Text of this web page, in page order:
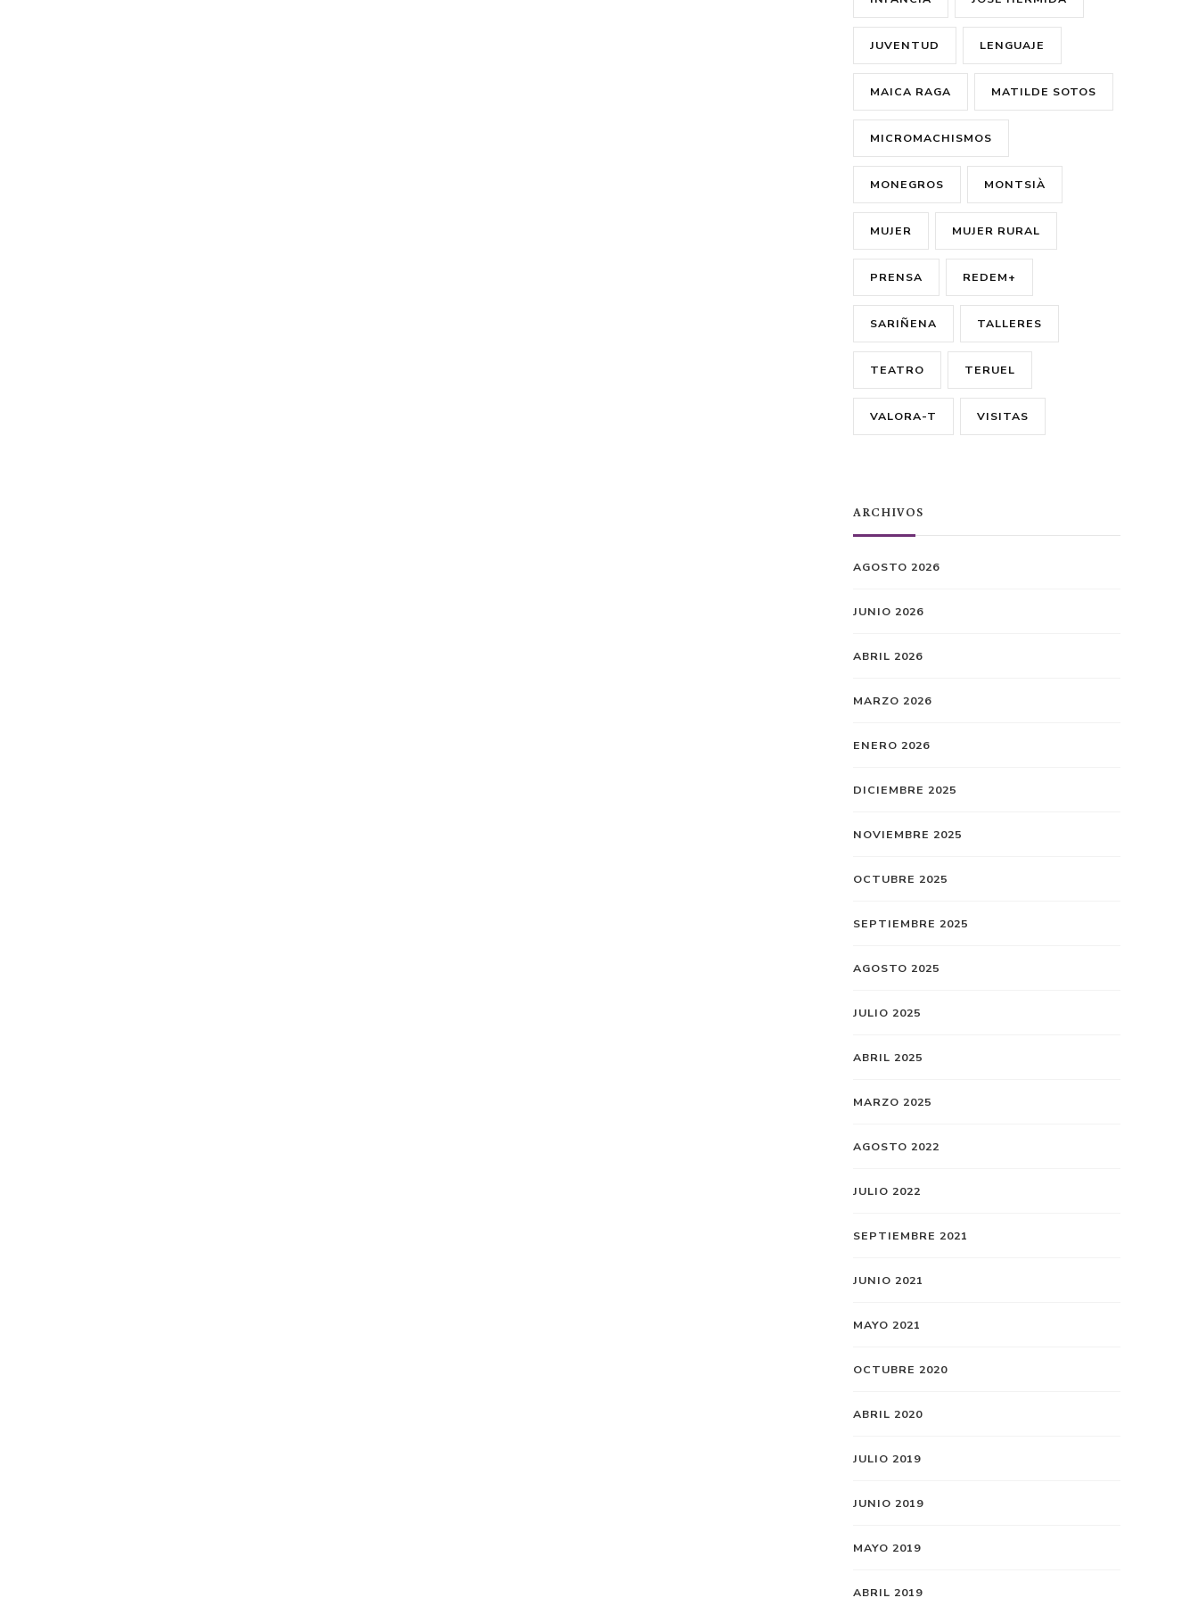
JUVENTUD LENGUAJE
MAICA RAGA MATILDE SOTOS
MICROMACHISMOS
MONEGROS MONTSIÀ
MUJER MUJER RURAL
PRENSA REDEM+
SARIÑENA TALLERES
TEATRO TERUEL
VALORA-T VISITAS
ARCHIVOS
AGOSTO 2026
JUNIO 2026
ABRIL 2026
MARZO 2026
ENERO 2026
DICIEMBRE 2025
NOVIEMBRE 2025
OCTUBRE 2025
SEPTIEMBRE 2025
AGOSTO 2025
JULIO 2025
ABRIL 2025
MARZO 2025
AGOSTO 2022
JULIO 2022
SEPTIEMBRE 2021
JUNIO 2021
MAYO 2021
OCTUBRE 2020
ABRIL 2020
JULIO 2019
JUNIO 2019
MAYO 2019
ABRIL 2019